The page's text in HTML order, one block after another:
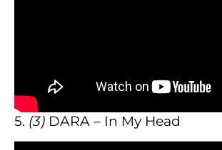
5. (3) DARA – In My Head